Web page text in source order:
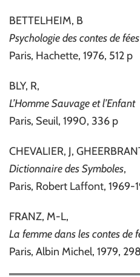
BETTELHEIM, B
Psychologie des contes de fées
Paris, Hachette, 1976, 512 p
BLY, R,
L’Homme Sauvage et l’Enfant
Paris, Seuil, 1990, 336 p
CHEVALIER, J,
Dictionnaire des Symboles,
Paris, Robert Laffont, 1969-
FRANZ, M-L,
La femme dans les contes de
Paris, Albin Michel, 1979,